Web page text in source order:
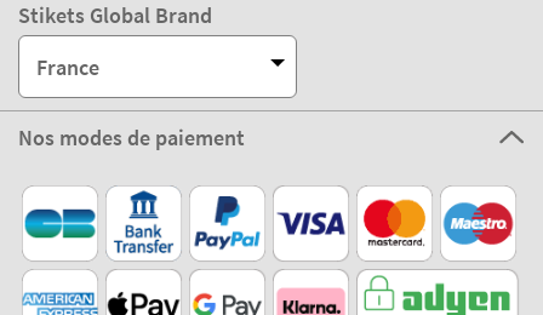
Stikets Global Brand
France
Nos modes de paiement